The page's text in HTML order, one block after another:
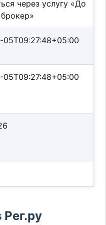
через услугу «До
05T09:27:48+05:00
05T09:27:48+05:00